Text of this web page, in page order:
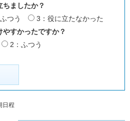
ちましたか？
つう
3：役に立たなかった
すかったですか？
2：ふつう
日程